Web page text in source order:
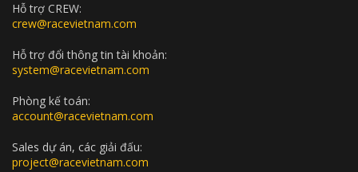
Hỗ trợ CREW:
crew@racevietnam.com
Hỗ trợ đổi thông tin tài khoản:
system@racevietnam.com
Phòng kế toán:
account@racevietnam.com
Sales dự án, các giải đấu:
project@racevietnam.com